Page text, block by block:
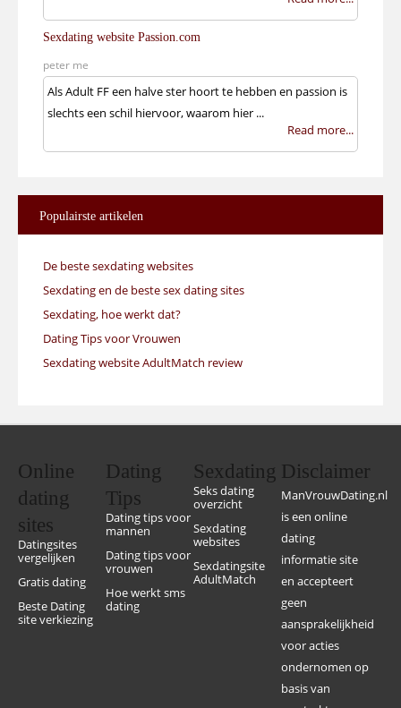
Sexdating website Passion.com
peter me
Als Adult FF een halve ster hoort te hebben en passion is
slechts een schil hiervoor, waarom hier ...
Read more...
Populairste artikelen
De beste sexdating websites
Sexdating en de beste sex dating sites
Sexdating, hoe werkt dat?
Dating Tips voor Vrouwen
Sexdating website AdultMatch review
Online
dating
sites
Datingsites
vergelijken
Gratis dating
Beste Dating
site verkiezing
Dating
Tips
Dating tips voor
mannen
Dating tips voor
vrouwen
Hoe werkt sms
dating
Sexdating
Seks dating
overzicht
Sexdating
websites
Sexdatingsite
AdultMatch
Disclaimer
ManVrouwDating.nl
is een online
dating
informatie site
en accepteert
geen
aansprakelijkheid
voor acties
ondernomen op
basis van